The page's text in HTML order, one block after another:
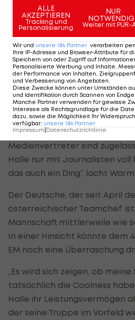
Und wie es sich für eine
gehört, werden sogar die
15:30 Uhr bzw. 20 Uhr simuliert.
„Die Belgier sind dafür der
sie sehr schnell spielen“, weiß
Frage der Nerven
Die beiden Partien finden
Ausschluss der Öffentlichkeit
Medienvertreter sind
Halle nur mit Journalisten voll
das auch ein Ding“, lacht Warm.
Der Deutsche, der seit April
österreichischer Teamchef
Mannschaft mittlerweile wie
In einer Hinsicht könnte dem
EM noch eine Überraschung
„Es wird sich zeigen, ob
tatsächlich die Coolness
Halle ihr Leistungsvermögen
der seine Truppe im Vorfeld
ALLE
AKZEPTIEREN
Tracking und
Personalisierung
NUR
Weiter mit PUR-
Wir und unsere 186 Partner verarbeiten
Ihre IP-Adresse und Browser-Attribute für
Speichern von oder Zugriff auf
Personalisierte Werbung und Inhalte,
der Performance von Inhalten,
und Verbesserung von Angeboten.
Diese Zwecke können unter Umständen
und Identifikation durch Scannen von
Manche Partner verwenden für gewisse
Interesse als Rechtsgrundlage für die
dazu, sowie die Möglichkeit Ihr
verfügbar: unsere 186 Partner
Impressum Datenschutzrichtlinie